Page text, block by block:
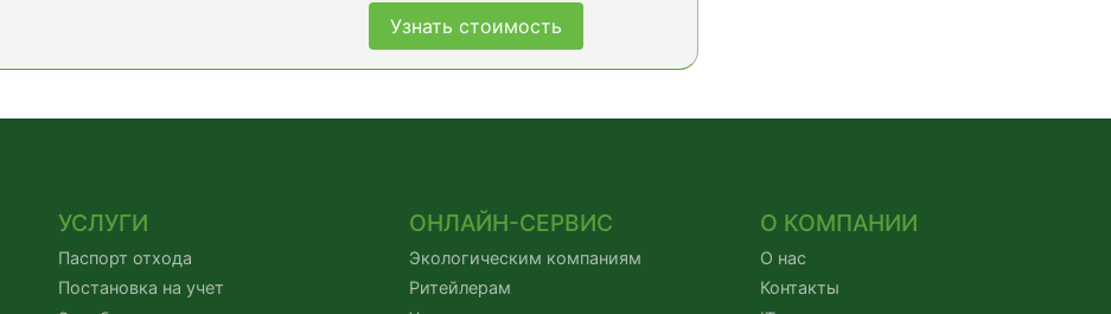
Узнать стоимость
УСЛУГИ
Паспорт отхода
Постановка на учет
ОНЛАЙН-СЕРВИС
Экологическим компаниям
Ритейлерам
О КОМПАНИИ
О нас
Контакты